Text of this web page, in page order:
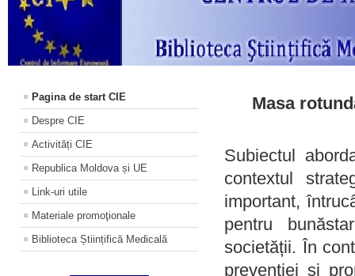
Pagina de start CIE
Despre CIE
Activități CIE
Republica Moldova și UE
Link-uri utile
Materiale promoţionale
Biblioteca Științifică Medicală
Masa
Subiectul
contextul
important,
pentru
societății. În
prevenției și